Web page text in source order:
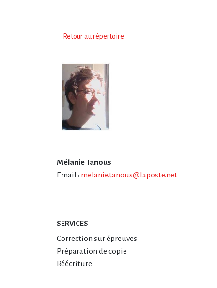
Retour au répertoire
Mélanie Tanous
Email : melanie.tanous@laposte.net
SERVICES
Correction sur épreuves
Préparation de copie
Réécriture